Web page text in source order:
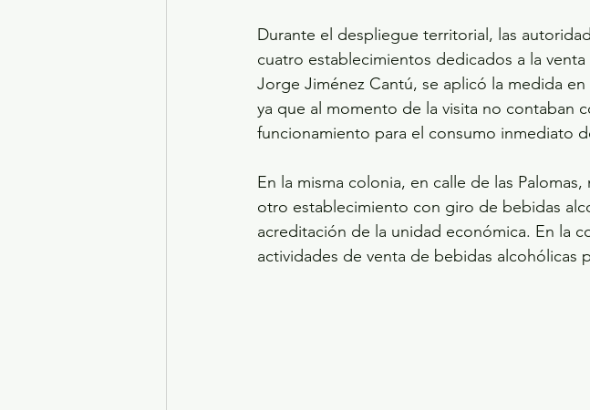
Durante el despliegue territorial, las
cuatro establecimientos dedicados a la
Jorge Jiménez Cantú, se aplicó la medida
ya que al momento de la visita no contaban
funcionamiento para el consumo inmediato
En la misma colonia, en calle de las
otro establecimiento con giro de bebidas
acreditación de la unidad económica. En la
actividades de venta de bebidas alcohólicas